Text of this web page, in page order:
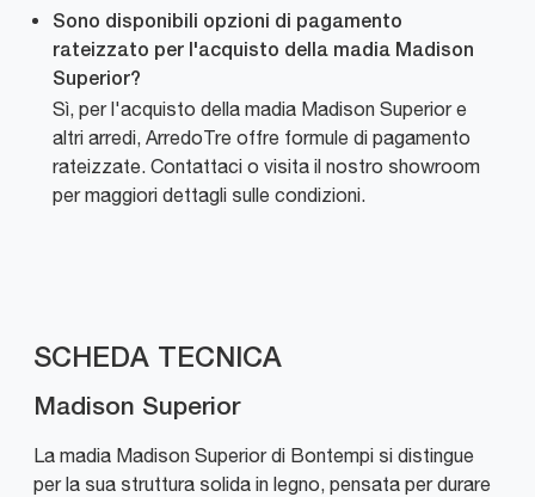
Sono disponibili opzioni di pagamento
rateizzato per l'acquisto della madia Madison
Superior?
Sì, per l'acquisto della madia Madison Superior e
altri arredi, ArredoTre offre formule di pagamento
rateizzate. Contattaci o visita il nostro showroom
per maggiori dettagli sulle condizioni.
SCHEDA TECNICA
Madison Superior
La madia Madison Superior di Bontempi si distingue
per la sua struttura solida in legno, pensata per durare